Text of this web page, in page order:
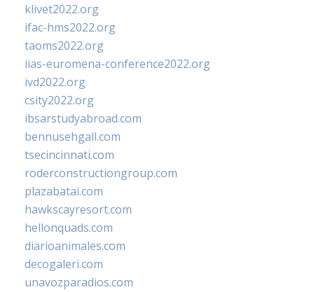
klivet2022.org
ifac-hms2022.org
taoms2022.org
iias-euromena-conference2022.org
ivd2022.org
csity2022.org
ibsarstudyabroad.com
bennusehgall.com
tsecincinnati.com
roderconstructiongroup.com
plazabatai.com
hawkscayresort.com
hellonquads.com
diarioanimales.com
decogaleri.com
unavozparadios.com